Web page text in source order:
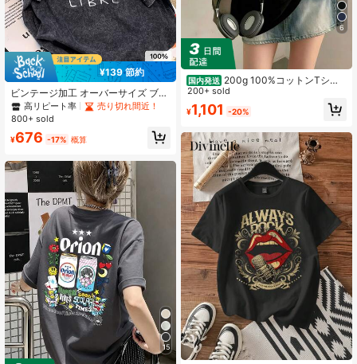
¥139 節約
ビンテージ加工 オーバーサイズ ブラ
ック 半袖Tシャツ レディース、ルー
ズフィット、スタイリッシュデザイ
高リピート率
売り切れ間近！
800+ sold
¥676 -17% 概算
15
6
国内発送 200g 100%コットンTシャ
ツ 2026年レディース夏ファッション
プリント柄 半袖Tシャツ カップル向
けクルーネック半袖トップス
200+ sold
¥1,101 -20%